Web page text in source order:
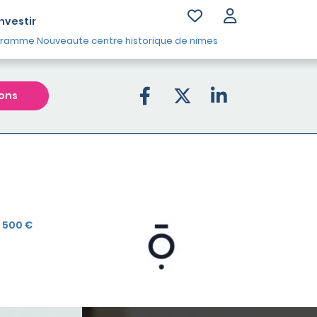
Nouveaute centre historique de nimes
€